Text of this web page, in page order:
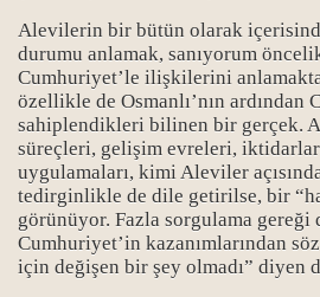
Alevilerin bir bütün olarak
durumu anlamak, sanıyorum
Cumhuriyet’le ilişkilerini
özellikle de Osmanlı’nın ardından
sahiplendikleri bilinen bir gerçek.
süreçleri, gelişim evreleri,
uygulamaları, kimi Aleviler
tedirginlikle de dile getirilse, bir
görünüyor. Fazla sorgulama gereği
Cumhuriyet’in kazanımlarından
için değişen bir şey olmadı” diyen